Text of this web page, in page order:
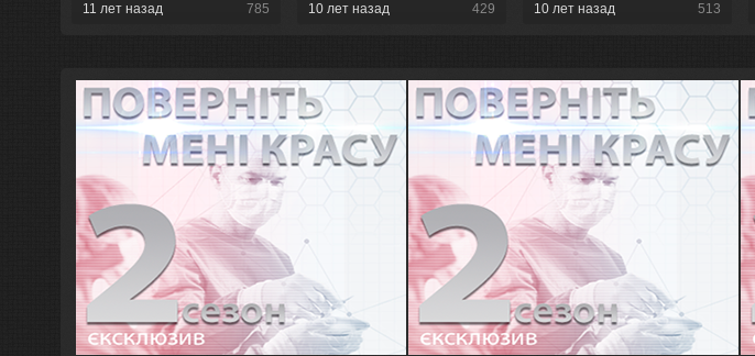
11 лет назад
785
10 лет назад
429
10 лет назад
513